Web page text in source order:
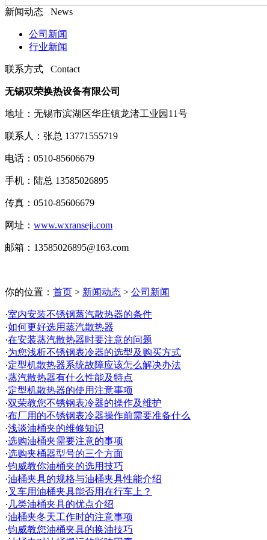
新闻动态 News
公司新闻
行业新闻
联系方式 Contact
无锡双荣换热设备有限公司
地址：无锡市滨湖区华庄镇龙渚工业园11号
联系人：张总 13771555719
电话：0510-85606679
手机：陆总 13585026895
传真：0510-85606679
网址： www.wxranseji.com
邮箱：13585026895@163.com
你的位置： 首页 > 新闻动态 > 公司新闻
·室内安装不锈钢蒸汽散热器的条件
·如何更好选用蒸汽散热器
·在安装蒸汽散热器时要注意的问题
·为您浅析不锈钢表冷器的选型及购买方式
·定型机散热器系统故障应该怎么解决办法
·蒸汽散热器有什么性能及特点
·定型机散热器的使用注意事项
·双荣教您不锈钢表冷器的操作及维护
·布厂用的不锈钢表冷器操作前需要准备什么
·浅谈油桶夹的维修知识
·选购油桶夹需要注意的事项
·选购夹桶器型号的三个方面
·钧威教你油桶夹的选用技巧
·油桶夹具的规格与油桶夹具性能介绍
·叉车用油桶夹具能否用在行车上？
· 几类油桶夹具的优点介绍
·油桶夹冬天工作时的注意事项
·钧威教您油桶夹具的换油技巧